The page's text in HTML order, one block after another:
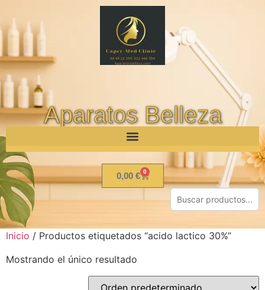
Aparatos Belleza
0,00 € 0
Inicio / Productos etiquetados “acido lactico 30%”
Mostrando el único resultado